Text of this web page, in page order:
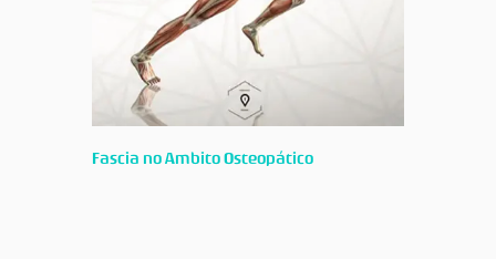
Fascia no Ambito Osteopático